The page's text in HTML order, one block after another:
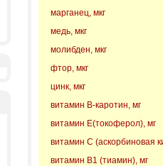
марганец, мкг
медь, мкг
молибден, мкг
фтор, мкг
цинк, мкг
витамин B-каротин, мг
витамин Е(токоферол), мг
витамин С (аскорбиновая
витамин В1 (тиамин), мг